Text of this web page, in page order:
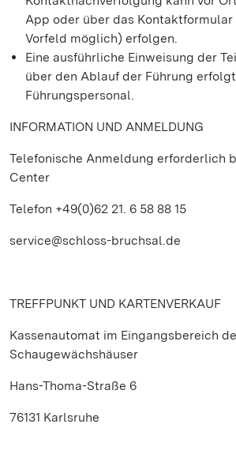
App oder über das
Vorfeld möglich) erfolgen.
Eine ausführliche Einweisung der
über den Ablauf der Führung
Führungspersonal.
INFORMATION UND ANMELDUNG
Telefonische Anmeldung erforderlich
Center
Telefon +49(0)62 21. 6 58 88 15
service@schloss-bruchsal.de
TREFFPUNKT UND KARTENVERKAUF
Kassenautomat im Eingangsbereich
Schaugewächshäuser
Hans-Thoma-Straße 6
76131 Karlsruhe